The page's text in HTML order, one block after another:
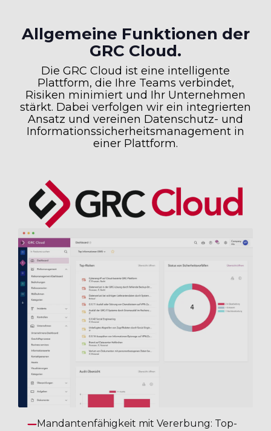
Allgemeine Funktionen der
GRC Cloud.
Die GRC Cloud ist eine intelligente
Plattform, die Ihre Teams verbindet,
Risiken minimiert und Ihr Unternehmen
stärkt. Dabei verfolgen wir ein integrierten
Ansatz und vereinen Datenschutz- und
Informationssicherheitsmanagement in
einer Plattform.
Mandantenfähigkeit mit Vererbung: Top-